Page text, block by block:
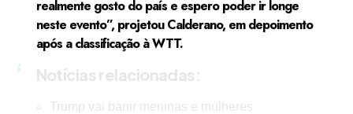
realmente gosto do país e espero poder ir longe
neste evento”, projetou Calderano, em depoimento
após a classificação à WTT.
Notícias relacionadas:
Trump vai banir meninas e mulheres